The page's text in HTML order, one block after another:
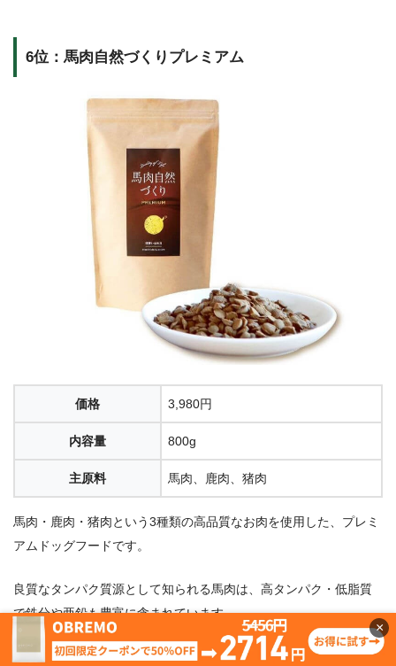
6位：馬肉自然づくりプレミアム
価格 3,980円
内容量 800g
主原料 馬肉、鹿肉、猪肉
馬肉・鹿肉・猪肉という3種類の高品質なお肉を使用した、プレミ
アムドッグフードです。
良質なタンパク質源として知られる馬肉は、高タンパク・低脂質
で鉄分や亜鉛も豊富に含まれています。
鶏肉・卵・大豆・小麦を使用しない完全無添加のレシピで、アレ
×